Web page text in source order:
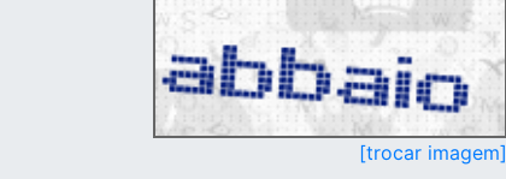
[trocar imagem]